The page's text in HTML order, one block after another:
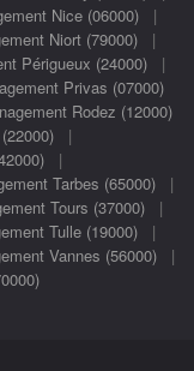
Nice (06000)|
Niort (79000)|
Périgueux (24000)|
Privas (07000)
Rodez (12000)
|
|
Tarbes (65000)|
Tours (37000) |
Tulle (19000) |
Vannes (56000)|